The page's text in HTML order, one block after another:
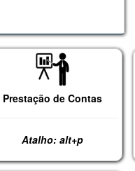
Prestação de Contas
Atalho: alt+p